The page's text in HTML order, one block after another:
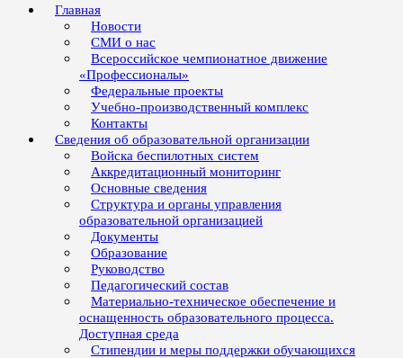
Главная
Новости
СМИ о нас
Всероссийское чемпионатное движение
«Профессионалы»
Федеральные проекты
Учебно-производственный комплекс
Контакты
Сведения об образовательной организации
Войска беспилотных систем
Аккредитационный мониторинг
Основные сведения
Структура и органы управления
образовательной организацией
Документы
Образование
Руководство
Педагогический состав
Материально-техническое обеспечение и
оснащенность образовательного процесса.
Доступная среда
Стипендии и меры поддержки обучающихся